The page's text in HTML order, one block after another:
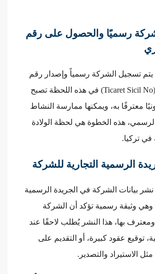
رسميًا والحصول على رقم
تسجيل الشركة رسمياً وإصدار رقم
السجل التجاري (Ticaret Sicil No) في هذه اللحظة تصبح
معترفًا به، ويمكنها ممارسة النشاط
الرسمي، هذه الخطوة هي لحظة الولادة
في تركيا.
نشر بيانات الشركة في الجريدة الرسمية
وهي وثيقة رسمية تؤكد أن الشركة
بها، هذا النشر يُطلب لاحقًا عند
توقيع عقود كبيرة، أو التقديم على
الاستيراد والتصدير.